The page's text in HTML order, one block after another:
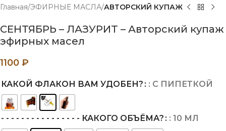
Главная ЭФИРНЫЕ МАСЛА АВТОРСКИЙ КУПАЖ
СЕНТЯБРЬ – ЛАЗУРИТ – Авторский купаж
эфирных масел
1100 ₽
КАКОЙ ФЛАКОН ВАМ УДОБЕН? : С ПИПЕТКОЙ
- - - - - - - - - - - - - - - - КАКОГО ОБЪЁМА?
: 10 МЛ